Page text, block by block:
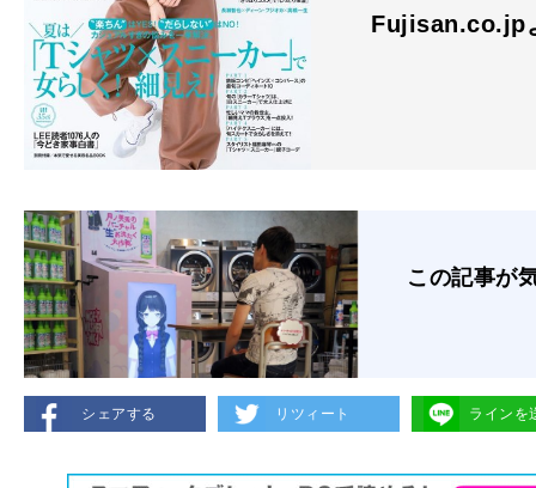
Fujisan.co.jp
この記事が
シェアする リツィート ラインを